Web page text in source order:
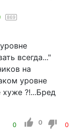
869
всегда..."
на
уровне
хуже ?!...Бред
0 0 0